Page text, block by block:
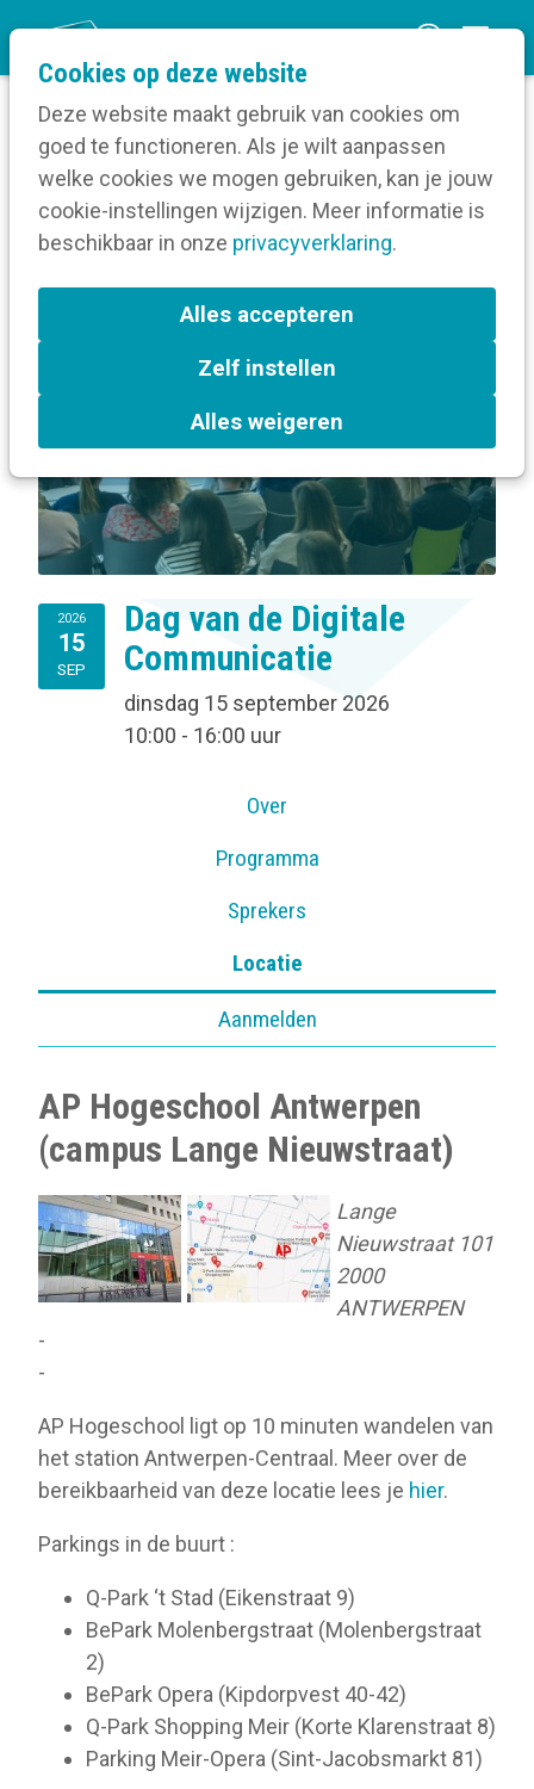
Cookies op deze website
Deze website maakt gebruik van cookies om
goed te functioneren. Als je wilt aanpassen
welke cookies we mogen gebruiken, kan je jouw
cookie-instellingen wijzigen. Meer informatie is
beschikbaar in onze privacyverklaring.
Alles accepteren
Zelf instellen
Alles weigeren
n
m
Home
Volg een opleiding
Locatie van Dag van de Digitale Communicatie
Antwerpen
2026
15
SEP
Dag van de Digitale
Communicatie
dinsdag 15 september 2026
10:00 - 16:00 uur
Over
Programma
Sprekers
Locatie
Aanmelden
AP Hogeschool Antwerpen
(campus Lange Nieuwstraat)
Lange
Nieuwstraat 101
2000
ANTWERPEN
-
-
AP Hogeschool ligt op 10 minuten wandelen van
het station Antwerpen-Centraal. Meer over de
bereikbaarheid van deze locatie lees je hier.
Parkings in de buurt :
Q-Park ‘t Stad (Eikenstraat 9)
BePark Molenbergstraat (Molenbergstraat
2)
BePark Opera (Kipdorpvest 40-42)
Q-Park Shopping Meir (Korte Klarenstraat 8)
Parking Meir-Opera (Sint-Jacobsmarkt 81)